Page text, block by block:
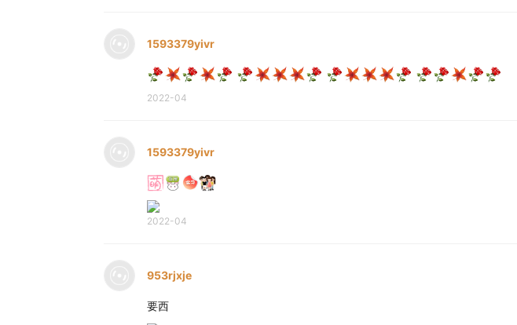
1593379yivr
2022-04
1593379yivr
2022-04
953rjxje
要西